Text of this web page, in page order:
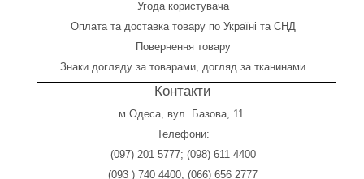
Угода користувача
Оплата та доставка товару по Україні та СНД
Повернення товару
Знаки догляду за товарами, догляд за тканинами
Контакти
м.Одеса, вул. Базова, 11.
Телефони:
(097) 201 5777; (098) 611 4400
(093 ) 740 4400; (066) 656 2777